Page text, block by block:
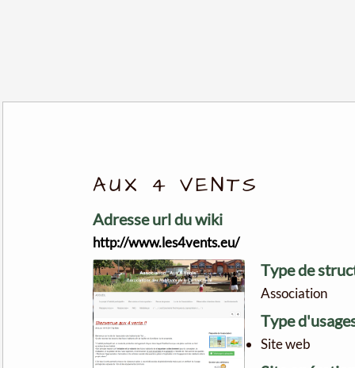
AUX 4 VENTS
Adresse url du wiki
http://www.les4vents.eu/
Type de
Association
Type
Site web